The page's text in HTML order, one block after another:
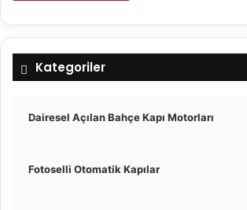
Kategoriler
Dairesel Açılan Bahçe Kapı Motorları
Fotoselli Otomatik Kapılar